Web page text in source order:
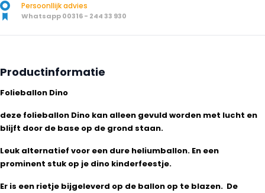
Persoonllijk advies
Whatsapp 00316 - 244 33 930
Productinformatie
Folieballon Dino
deze folieballon Dino kan alleen gevuld worden met lucht en
blijft door de base op de grond staan.
Leuk alternatief voor een dure heliumballon. En een
prominent stuk op je dino kinderfeestje.
Er is een rietje bijgeleverd op de ballon op te blazen. De